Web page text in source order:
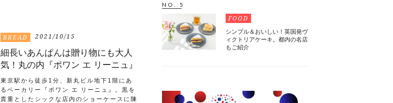
BREAD 2021/10/15
細長いあんぱんは贈り物にも大人
気！丸の内『ポワン エ リーニュ』
東京駅から徒歩1分、新丸ビル地下1階にあ
るベーカリー『ポワン エ リーニュ』。黒を
貴重としたシックな店内のショーケースに陳
NO. 5
FOOD
シンプル＆おいしい！英国発ヴ
ィクトリアケーキ。都内の名店
もご紹介